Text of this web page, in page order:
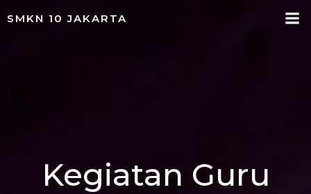
SMKN 10 JAKARTA
Kegiatan Guru